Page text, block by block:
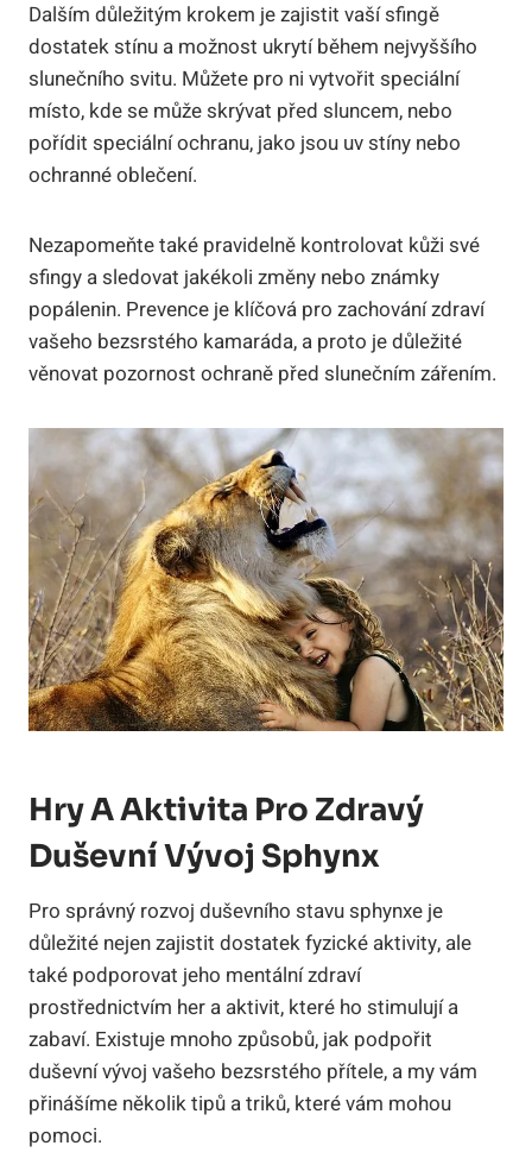
Dalším důležitým krokem je zajistit vaší sfingě
dostatek stínu a možnost ukrytí během nejvyššího
slunečního svitu. Můžete pro ni vytvořit speciální
místo, kde se může skrývat před sluncem, nebo
pořídit speciální ochranu, jako jsou uv stíny nebo
ochranné oblečení.
Nezapomeňte také pravidelně kontrolovat kůži své
sfingy a sledovat jakékoli změny nebo známky
popálenin. Prevence je klíčová pro zachování zdraví
vašeho bezsrstého kamaráda, a proto je důležité
věnovat pozornost ochraně před slunečním zářením.
Hry A Aktivita Pro Zdravý
Duševní Vývoj Sphynx
Pro správný rozvoj duševního stavu sphynxe je
důležité nejen zajistit dostatek fyzické aktivity, ale
také podporovat jeho mentální zdraví
prostřednictvím her a aktivit, které ho stimulují a
zabaví. Existuje mnoho způsobů, jak podpořit
duševní vývoj vašeho bezsrstého přítele, a my vám
přinášíme několik tipů a triků, které vám mohou
pomoci.